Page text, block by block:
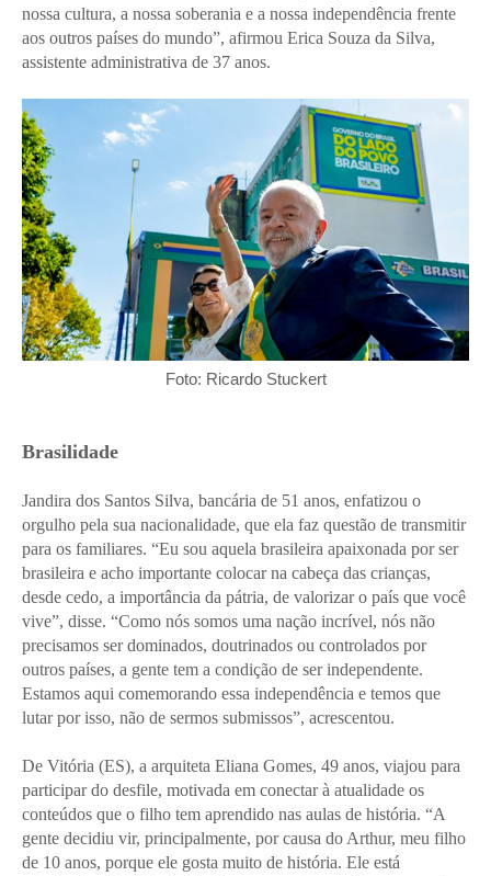
nossa cultura, a nossa soberania e a nossa independência frente
aos outros países do mundo”, afirmou Erica Souza da Silva,
assistente administrativa de 37 anos.
Foto: Ricardo Stuckert
Brasilidade
Jandira dos Santos Silva, bancária de 51 anos, enfatizou o
orgulho pela sua nacionalidade, que ela faz questão de transmitir
para os familiares. “Eu sou aquela brasileira apaixonada por ser
brasileira e acho importante colocar na cabeça das crianças,
desde cedo, a importância da pátria, de valorizar o país que você
vive”, disse. “Como nós somos uma nação incrível, nós não
precisamos ser dominados, doutrinados ou controlados por
outros países, a gente tem a condição de ser independente.
Estamos aqui comemorando essa independência e temos que
lutar por isso, não de sermos submissos”, acrescentou.
De Vitória (ES), a arquiteta Eliana Gomes, 49 anos, viajou para
participar do desfile, motivada em conectar à atualidade os
conteúdos que o filho tem aprendido nas aulas de história. “A
gente decidiu vir, principalmente, por causa do Arthur, meu filho
de 10 anos, porque ele gosta muito de história. Ele está